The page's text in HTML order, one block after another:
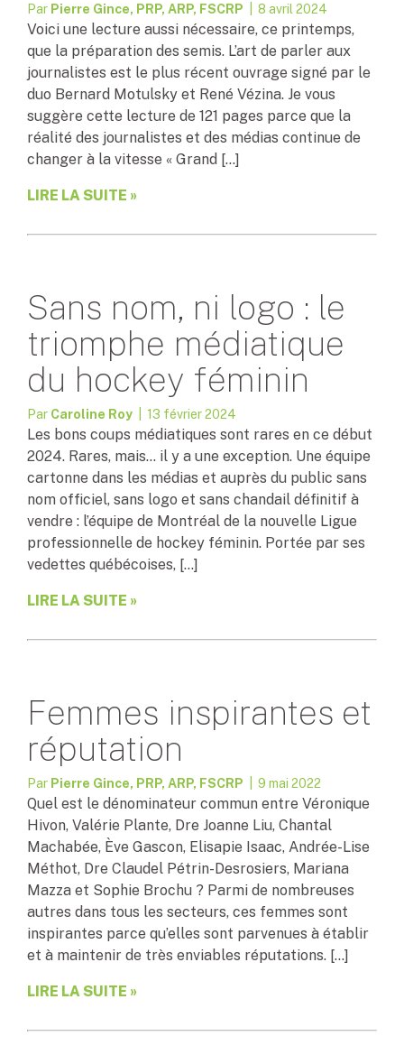
Par Pierre Gince, PRP, ARP, FSCRP | 8 avril 2024
Voici une lecture aussi nécessaire, ce printemps,
que la préparation des semis. L’art de parler aux
journalistes est le plus récent ouvrage signé par le
duo Bernard Motulsky et René Vézina. Je vous
suggère cette lecture de 121 pages parce que la
réalité des journalistes et des médias continue de
changer à la vitesse « Grand […]
LIRE LA SUITE »
Sans nom, ni logo : le
triomphe médiatique
du hockey féminin
Par Caroline Roy | 13 février 2024
Les bons coups médiatiques sont rares en ce début
2024. Rares, mais… il y a une exception. Une équipe
cartonne dans les médias et auprès du public sans
nom officiel, sans logo et sans chandail définitif à
vendre : l’équipe de Montréal de la nouvelle Ligue
professionnelle de hockey féminin. Portée par ses
vedettes québécoises, […]
LIRE LA SUITE »
Femmes inspirantes et
réputation
Par Pierre Gince, PRP, ARP, FSCRP | 9 mai 2022
Quel est le dénominateur commun entre Véronique
Hivon, Valérie Plante, Dre Joanne Liu, Chantal
Machabée, Ève Gascon, Elisapie Isaac, Andrée-Lise
Méthot, Dre Claudel Pétrin-Desrosiers, Mariana
Mazza et Sophie Brochu ? Parmi de nombreuses
autres dans tous les secteurs, ces femmes sont
inspirantes parce qu’elles sont parvenues à établir
et à maintenir de très enviables réputations. […]
LIRE LA SUITE »